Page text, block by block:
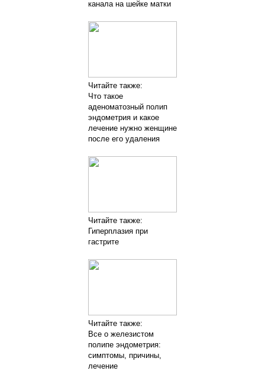
канала на шейке матки
Читайте также:
Что такое
аденоматозный полип
эндометрия и какое
лечение нужно женщине
после его удаления
Читайте также:
Гиперплазия при
гастрите
Читайте также:
Все о железистом
полипе эндометрия:
симптомы, причины,
лечение